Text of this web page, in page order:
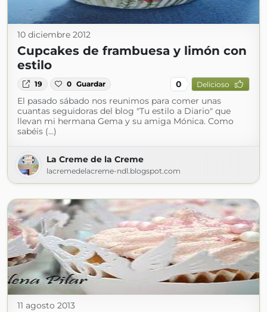
10 diciembre 2012
Cupcakes de frambuesa y limón con
estilo
19 0 Guardar 0 Delicioso
El pasado sábado nos reunimos para comer unas
cuantas seguidoras del blog "Tu estilo a Diario" que
llevan mi hermana Gema y su amiga Mónica. Como
sabéis (...)
La Creme de la Creme
lacremedelacreme-ndl.blogspot.com
11 agosto 2013